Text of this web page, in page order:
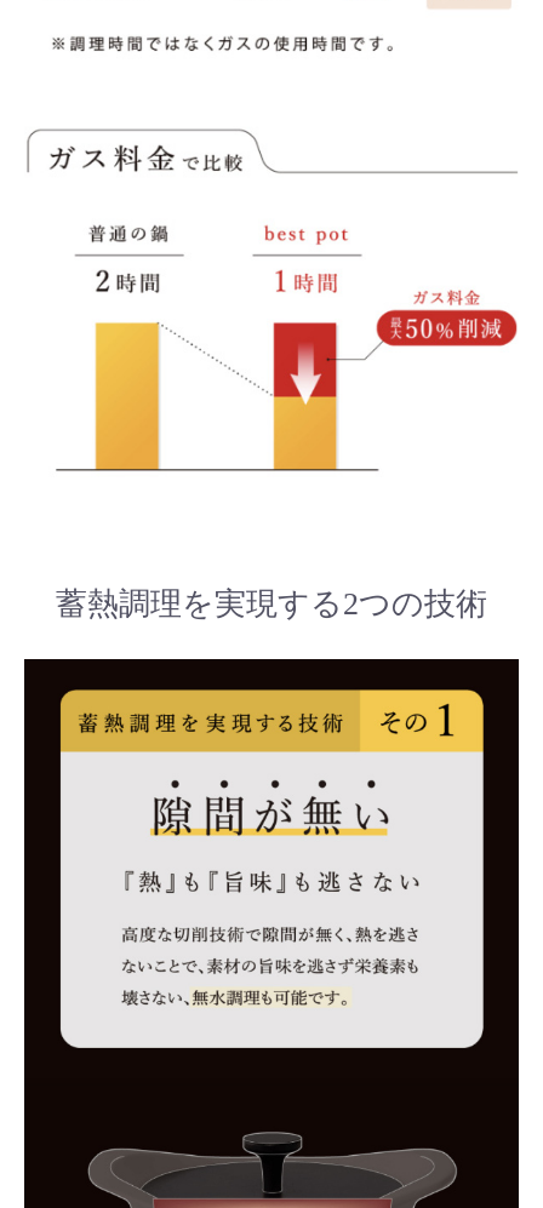
蓄熱調理を実現する2つの技術